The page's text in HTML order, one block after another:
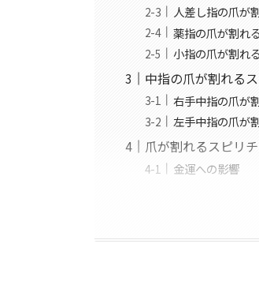
人差し指の爪が
薬指の爪が割れ
小指の爪が割れ
中指の爪が割れる
右手中指の爪が
左手中指の爪が
爪が割れるスピリ
金運への影響